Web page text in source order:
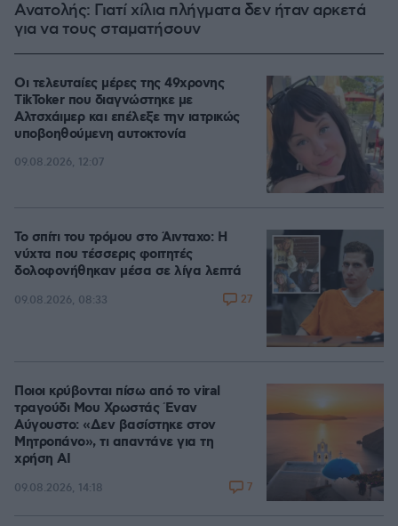
Ανατολής: Γιατί χίλια πλήγματα δεν ήταν αρκετά
για να τους σταματήσουν
Οι τελευταίες μέρες της 49χρονης
TikToker που διαγνώστηκε με
Αλτσχάιμερ και επέλεξε την ιατρικώς
υποβοηθούμενη αυτοκτονία
09.08.2026, 12:07
Το σπίτι του τρόμου στο Άινταχο: Η
νύχτα που τέσσερις φοιτητές
δολοφονήθηκαν μέσα σε λίγα λεπτά
09.08.2026, 08:33 27
Ποιοι κρύβονται πίσω από το viral
τραγούδι Μου Χρωστάς Έναν
Αύγουστο: «Δεν βασίστηκε στον
Μητροπάνο», τι απαντάνε για τη
χρήση AI
09.08.2026, 14:18 7